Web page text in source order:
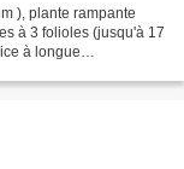
), plante rampante
à 3 folioles (jusqu'à 17
à longue